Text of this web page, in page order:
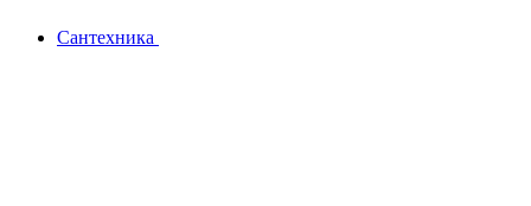
Сантехника